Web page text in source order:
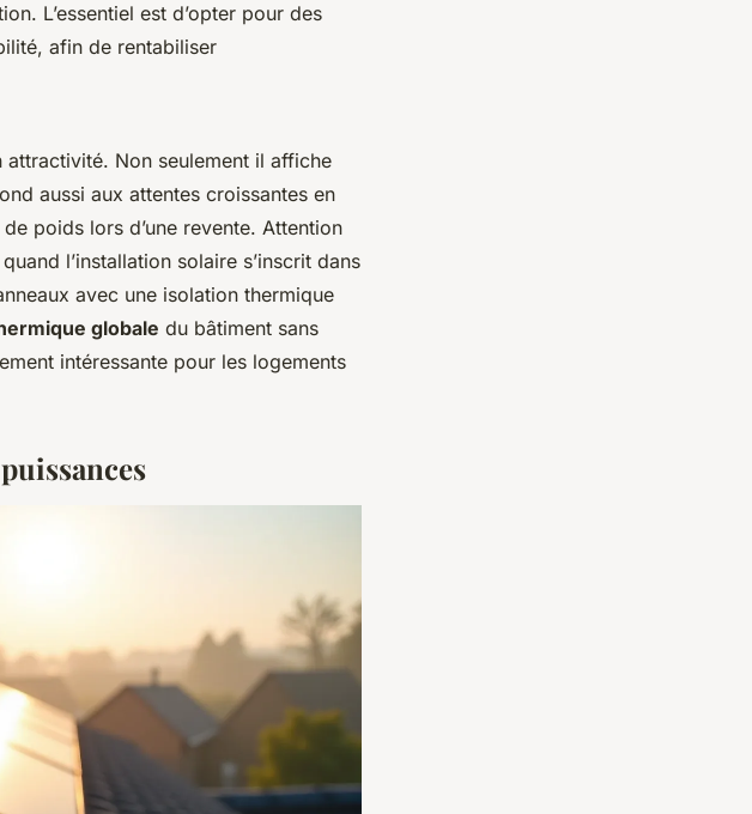
L’essentiel est d’opter pour des
afin de rentabiliser
Non seulement il affiche
aussi aux attentes croissantes en
poids lors d’une revente. Attention
l’installation solaire s’inscrit dans
avec une isolation thermique
globale du bâtiment sans
intéressante pour les logements